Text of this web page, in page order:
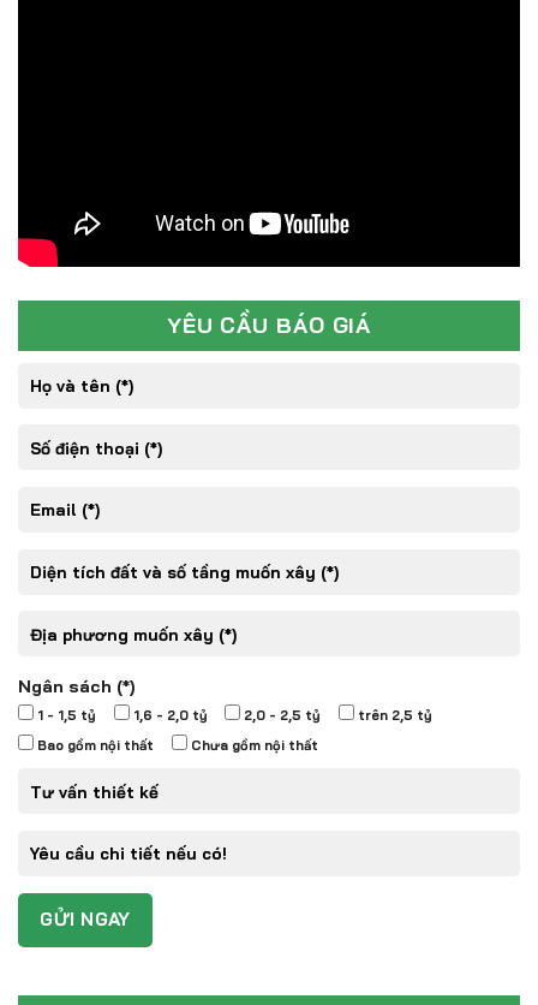
YÊU CẦU BÁO GIÁ
Ngân sách (*)
1 - 1,5 tỷ 1,6 - 2,0 tỷ 2,0 - 2,5 tỷ
trên 2,5 tỷ
Bao gồm nội thất
Chưa gồm nội thất